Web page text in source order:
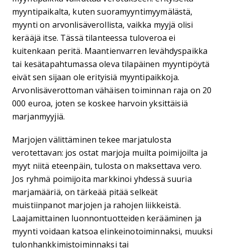
myyntipaikalta, kuten suoramyyntimyymälästä,
myynti on arvonlisäverollista, vaikka myyjä olisi
kerääjä itse. Tässä tilanteessa tuloveroa ei
kuitenkaan peritä. Maantienvarren levähdyspaikka
tai kesätapahtumassa oleva tilapäinen myyntipöytä
eivät sen sijaan ole erityisiä myyntipaikkoja.
Arvonlisäverottoman vähäisen toiminnan raja on 20
000 euroa, joten se koskee harvoin yksittäisiä
marjanmyyjiä.
Marjojen välittäminen tekee marjatulosta
verotettavan: jos ostat marjoja muilta poimijoilta ja
myyt niitä eteenpäin, tulosta on maksettava vero.
Jos ryhmä poimijoita markkinoi yhdessä suuria
marjamääriä, on tärkeää pitää selkeät
muistiinpanot marjojen ja rahojen liikkeistä.
Laajamittainen luonnontuotteiden kerääminen ja
myynti voidaan katsoa elinkeinotoiminnaksi, muuksi
tulonhankkimistoiminnaksi tai